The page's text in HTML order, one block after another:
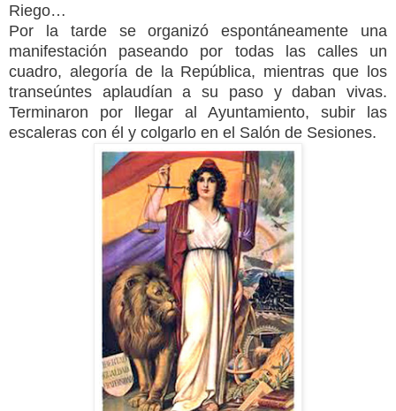
Riego…
Por la tarde se organizó espontáneamente una
manifestación paseando por todas las calles un
cuadro, alegoría de la República, mientras que los
transeúntes aplaudían a su paso y daban vivas.
Terminaron por llegar al Ayuntamiento, subir las
escaleras con él y colgarlo en el Salón de Sesiones.